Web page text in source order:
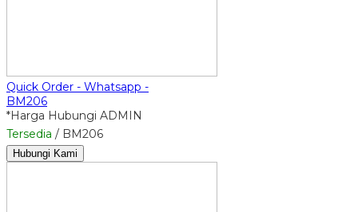
Quick Order - Whatsapp -
BM206
*Harga Hubungi ADMIN
Tersedia / BM206
Hubungi Kami